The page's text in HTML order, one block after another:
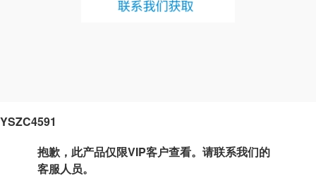
YSZC4591
抱歉，此产品仅限VIP客户查看。请联系我们的
客服人员。